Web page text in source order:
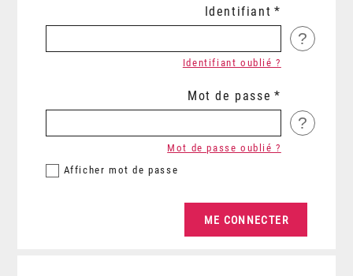
Identifiant
?
Identifiant oublié ?
Mot de passe
?
Afficher mot de passe
Mot de passe oublié ?